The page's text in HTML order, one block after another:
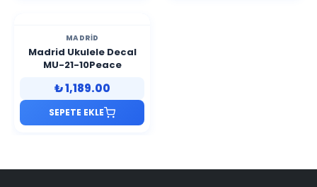
MADRID
Madrid Ukulele Decal
MU-21-10Peace
₺ 1,189.00
SEPETE EKLE